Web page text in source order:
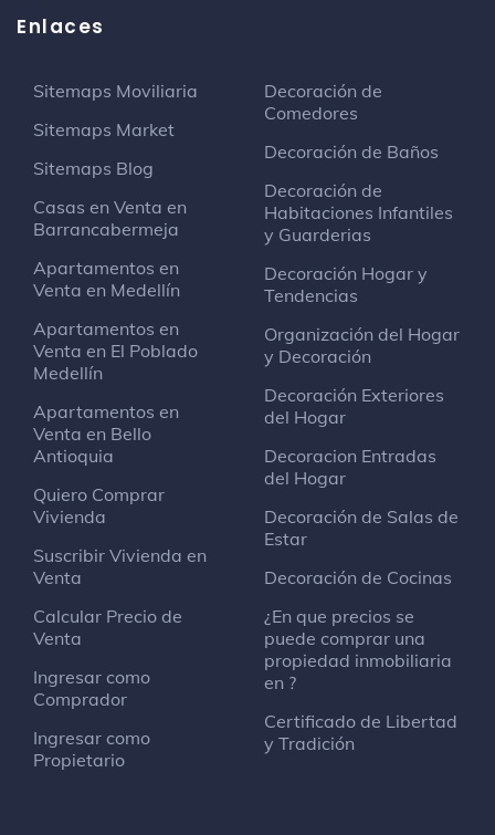
Enlaces
Sitemaps Moviliaria
Sitemaps Market
Sitemaps Blog
Casas en Venta en
Barrancabermeja
Apartamentos en
Venta en Medellín
Apartamentos en
Venta en El Poblado
Medellín
Apartamentos en
Venta en Bello
Antioquia
Quiero Comprar
Vivienda
Suscribir Vivienda en
Venta
Calcular Precio de
Venta
Ingresar como
Comprador
Ingresar como
Propietario
Decoración de
Comedores
Decoración de Baños
Decoración de
Habitaciones Infantiles
y Guarderias
Decoración Hogar y
Tendencias
Organización del Hogar
y Decoración
Decoración Exteriores
del Hogar
Decoracion Entradas
del Hogar
Decoración de Salas de
Estar
Decoración de Cocinas
¿En que precios se
puede comprar una
propiedad inmobiliaria
en ?
Certificado de Libertad
y Tradición